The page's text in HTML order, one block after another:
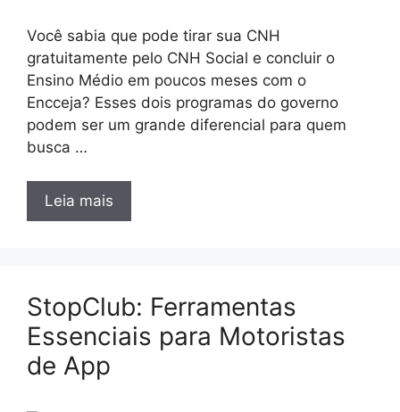
Você sabia que pode tirar sua CNH
gratuitamente pelo CNH Social e concluir o
Ensino Médio em poucos meses com o
Encceja? Esses dois programas do governo
podem ser um grande diferencial para quem
busca …
Leia mais
StopClub: Ferramentas
Essenciais para Motoristas
de App